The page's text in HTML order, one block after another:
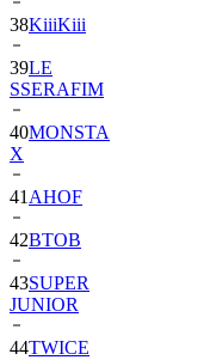
38KiiiKiii
39LE
SSERAFIM
40MONSTA
X
41 AHOF
42BTOB
43SUPER
JUNIOR
44TWICE